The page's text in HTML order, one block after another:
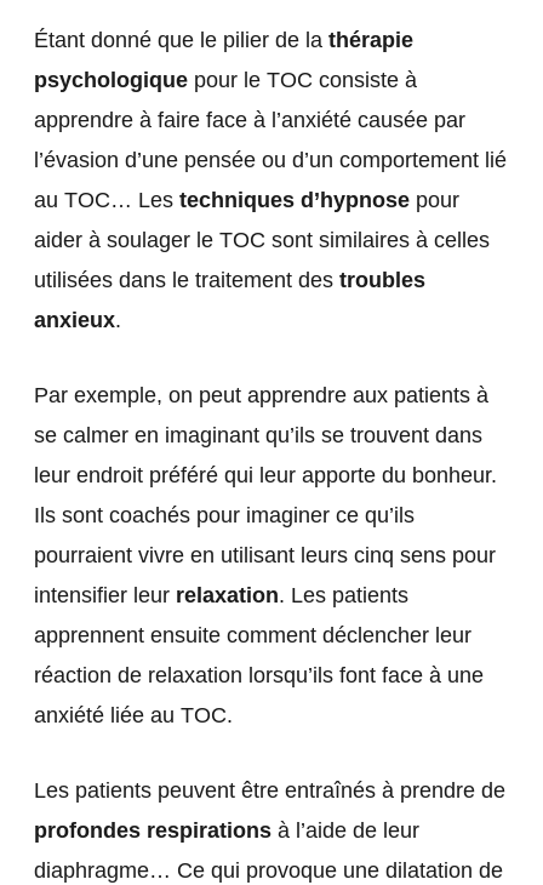
Étant donné que le pilier de la thérapie
psychologiquepour le TOC consiste à
apprendre à faire face à l’anxiété causée par
l’évasion d’une pensée ou d’un comportement lié
au TOC… Lestechniques d’hypnosepour
aider à soulager le TOC sont similaires à celles
utilisées dans le traitement destroubles
anxieux.
Par exemple, on peut apprendre aux patients à
se calmer en imaginant qu’ils se trouvent dans
leur endroit préféré qui leur apporte du bonheur.
Ils sont coachés pour imaginer ce qu’ils
pourraient vivre en utilisant leurs cinq sens pour
intensifier leur relaxation. Les patients
apprennent ensuite comment déclencher leur
réaction de relaxation lorsqu’ils font face à une
anxiété liée au TOC.
Les patients peuvent être entraînés à prendre de
profondes respirationsà l’aide de leur
diaphragme… Ce qui provoque une dilatation de